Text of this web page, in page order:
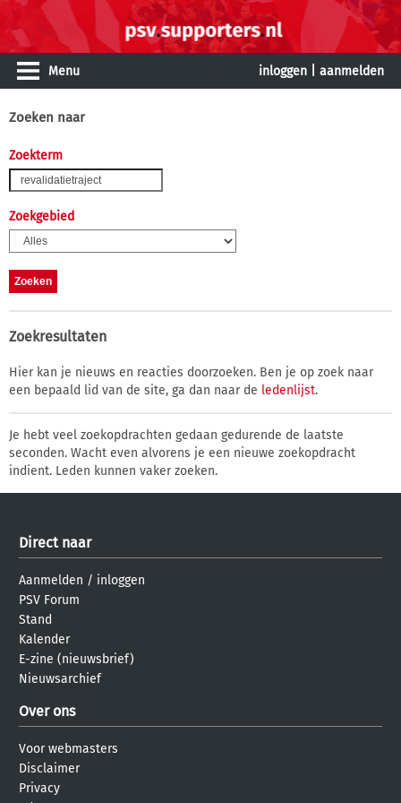
Menu inloggen aanmelden
Zoeken naar
Zoekterm
Zoekgebied
Zoekresultaten
Hier kan je nieuws en reacties doorzoeken. Ben je op zoek naar
een bepaald lid van de site, ga dan naar de ledenlijst.
Je hebt veel zoekopdrachten gedaan gedurende de laatste
seconden. Wacht even alvorens je een nieuwe zoekopdracht
indient. Leden kunnen vaker zoeken.
Direct naar
Aanmelden / inloggen
PSV Forum
Stand
Kalender
E-zine (nieuwsbrief)
Nieuwsarchief
Over ons
Voor webmasters
Disclaimer
Privacy